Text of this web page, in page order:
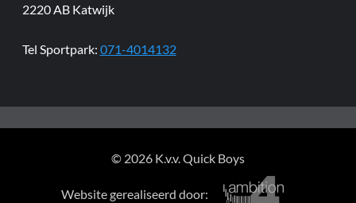
2220 AB Katwijk
Tel Sportpark: 071-4014132
© 2026 K.v.v. Quick Boys
Website gerealiseerd door: